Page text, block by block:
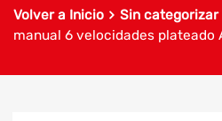
Volver a Inicio Sin categorizar
manual 6 velocidades plateado